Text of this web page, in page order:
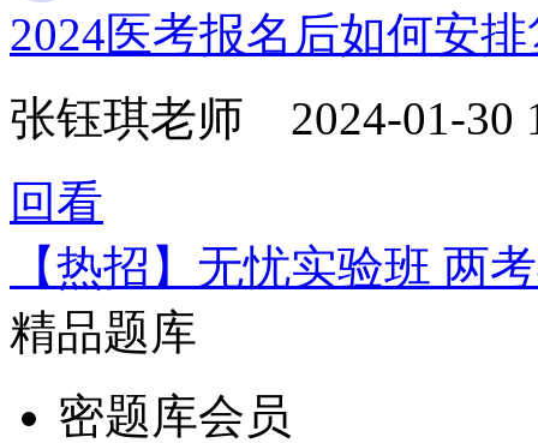
2024医考报名后如何安
张钰琪老师 2024-01-30
回看
【热招】无忧实验班 两
精品题库
密题库会员